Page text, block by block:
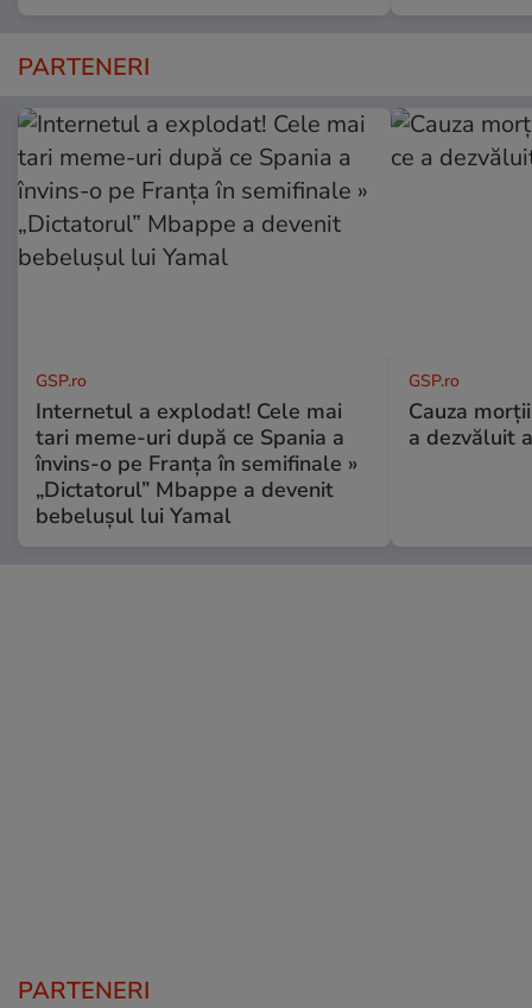
PARTENERI
GSP.ro
Internetul a explodat! Cele mai
tari meme-uri după ce Spania a
învins-o pe Franța în semifinale »
„Dictatorul” Mbappe a devenit
bebelușul lui Yamal
GSP.ro
Cauza
a dezvăluit
PARTENERI